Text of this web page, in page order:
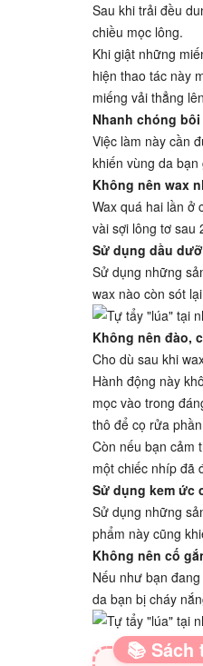
Sau khi trải đều
chiều mọc lông.
Khi giật những
hiện thao tác này
miếng vải thẳng
Nhanh chóng
Việc làm này cần
khiến vùng da
Không nên wax
Wax quá hai lần ở
vài sợi lông tơ sau
Sử dụng dầu
Sử dụng những
wax nào còn sót
Không nên đào,
Cho dù sau khi
Hành động này
mọc vào trong
thô để cọ rửa
Còn nếu bạn cảm
một chiếc nhíp đã
Sử dụng kem ức
Sử dụng những
phẩm này cũng
Không nên cố
Nếu như bạn
da bạn bị cháy
📚 Sách